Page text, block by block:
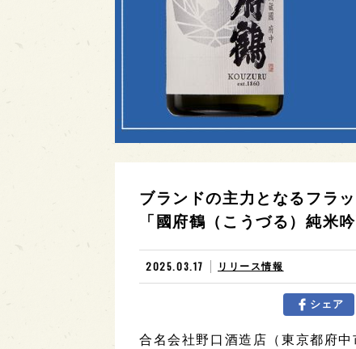
ブランドの主力となるフラ
「國府鶴（こうづる）純米
2025.03.17 リリース情報
シェア
合名会社野口酒造店（東京都府